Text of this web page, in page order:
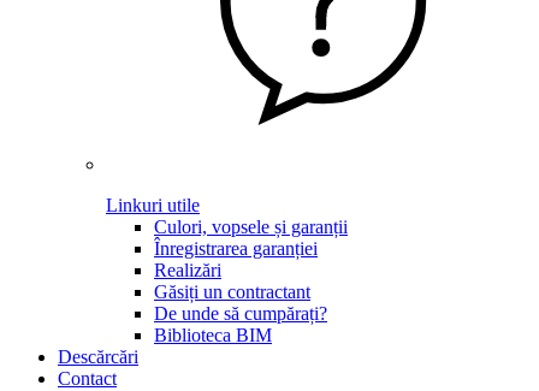
Linkuri utile
Culori, vopsele și garanții
Înregistrarea garanției
Realizări
Găsiți un contractant
De unde să cumpărați?
Biblioteca BIM
Descărcări
Contact